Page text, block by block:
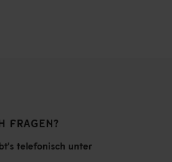
FRAGEN?
telefonisch unter